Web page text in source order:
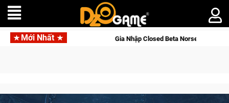
Mới Nhất Gia Nhập Closed Beta Norse Saga: Cửu Giới Thức